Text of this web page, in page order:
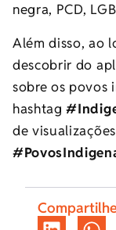
negra, PCD,
Além disso, ao
descobrir do
sobre os povos
hashtag
de